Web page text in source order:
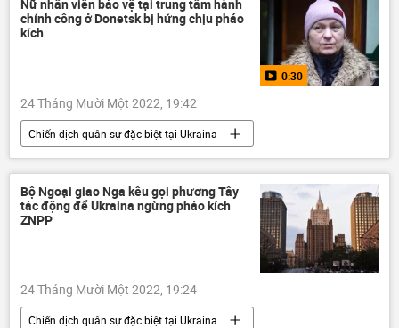
viện trợ
phương Tây
Nữ nhân viên bảo vệ tại trung tâm hành
chính công ở Donetsk bị hứng chịu pháo
kích
0:30
24 Tháng Mười Một 2022, 19:42
Chiến dịch quân sự đặc biệt tại Ukraina
Video từ Ukraina
Ukraina
Cuộc khủng hoảng ở Ukraina
Donetsk
Donbass
DNR
Sáp nhập DNR, LNR, Zaporozhye và Kherson vào Nga
Bộ Ngoại giao Nga kêu gọi phương Tây
tác động để Ukraina ngừng pháo kích
ZNPP
24 Tháng Mười Một 2022, 19:24
Chiến dịch quân sự đặc biệt tại Ukraina